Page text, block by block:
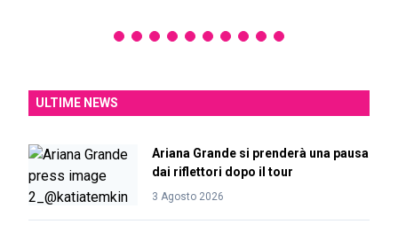
ULTIME NEWS
Ariana Grande si prenderà una pausa
dai riflettori dopo il tour
3 Agosto 2026